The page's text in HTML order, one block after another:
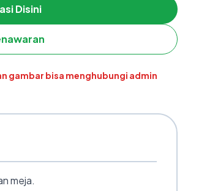
Disini
gambar bisa menghubungi admin
meja.